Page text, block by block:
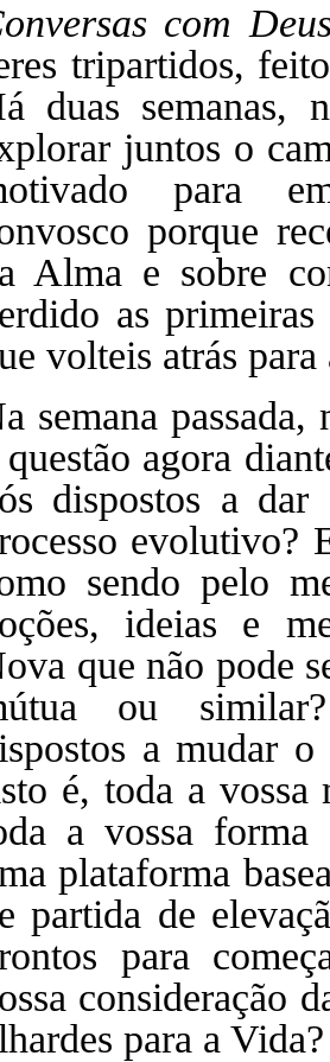
com
tripartidos,
duas semanas,
juntos o
para
porque
Alma e sobre
as primeiras
volteis atrás para
semana
agora
dispostos a
evolutivo?
sendo pelo
ideias e
que não pode
ou
a mudar o
é, toda a vossa
a vossa
plataforma
partida de
para
consideração
para a Vida?